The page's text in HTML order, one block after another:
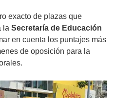
exacto de plazas que
la Secretaría de Educación
en cuenta los puntajes más
de oposición para la